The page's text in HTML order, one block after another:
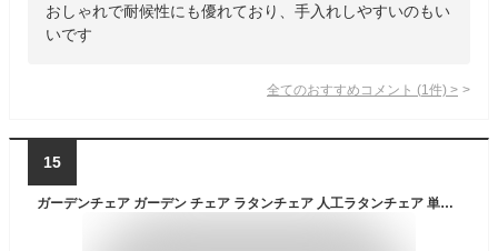
おしゃれで耐候性にも優れており、手入れしやすいのもい
いです
全てのおすすめコメント (1 件) >
15
ガーデンチェア ガーデン チェア ラタンチェア 人工ラタンチェア 単品 ナチュラル 籐 肘掛けカバー付き 家具 ファニチャー インテリア おしゃれ スタッキングチェア chair 椅子 チェア 南国 アジアン バリ風 リゾート カフェ ベランダ バルコニー テラス 庭 ガーデン rattan17na